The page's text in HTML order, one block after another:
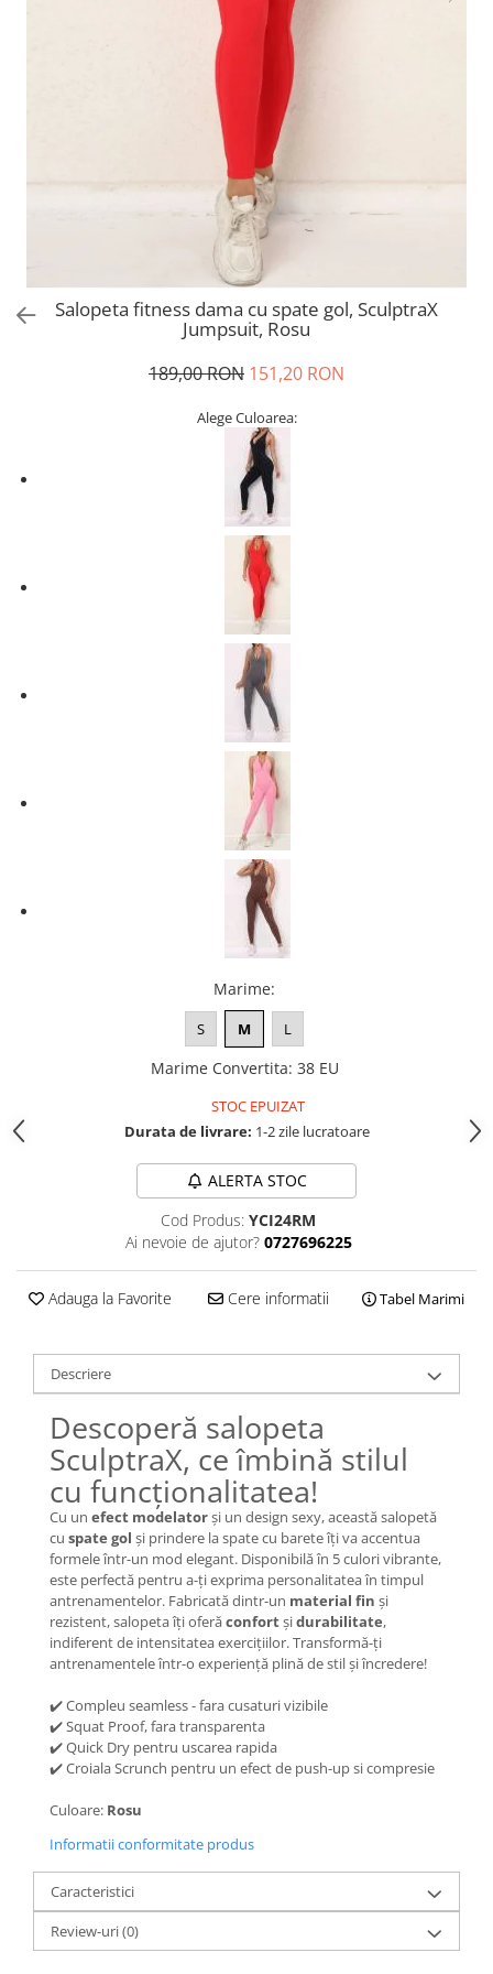
Salopeta fitness dama cu spate gol, SculptraX
Jumpsuit, Rosu
189,00 RON 151,20 RON
Alege Culoarea:
Marime:
S M L
Marime Convertita: 38 EU
STOC EPUIZAT
Durata de livrare: 1-2 zile lucratoare
ALERTA STOC
Cod Produs: YCI24RM
Ai nevoie de ajutor? 0727696225
Adauga la Favorite Cere informatii Tabel Marimi
Descriere
Descoperă salopeta
SculptraX, ce îmbină stilul
cu funcționalitatea!
Cu un efect modelatorși un design sexy, această salopetă
cu spate gol și prindere la spate cu barete îți va accentua
formele într-un mod elegant. Disponibilă în 5 culori vibrante,
este perfectă pentru a-ți exprima personalitatea în timpul
antrenamentelor. Fabricată dintr-un material fin și
rezistent, salopeta îți oferăconfortșidurabilitate,
indiferent de intensitatea exercițiilor. Transformă-ți
antrenamentele într-o experiență plină de stil și încredere!
✔️ Compleu seamless - fara cusaturi vizibile
✔️ Squat Proof, fara transparenta
✔️ Quick Dry pentru uscarea rapida
✔️ Croiala Scrunch pentru un efect de push-up si compresie
Culoare: Rosu
Informatii conformitate produs
Caracteristici
Review-uri(0)